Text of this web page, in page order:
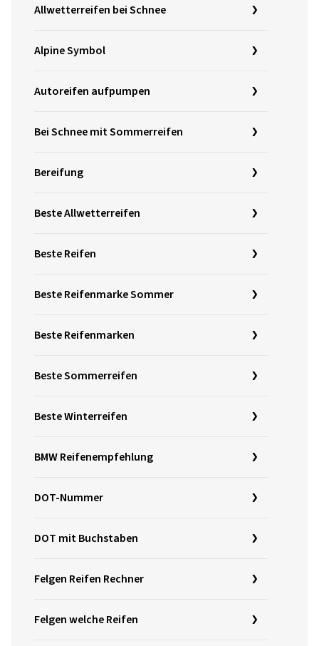
Allwetterreifen bei Schnee
Alpine Symbol
Autoreifen aufpumpen
Bei Schnee mit Sommerreifen
Bereifung
Beste Allwetterreifen
Beste Reifen
Beste Reifenmarke Sommer
Beste Reifenmarken
Beste Sommerreifen
Beste Winterreifen
BMW Reifenempfehlung
DOT-Nummer
DOT mit Buchstaben
Felgen Reifen Rechner
Felgen welche Reifen